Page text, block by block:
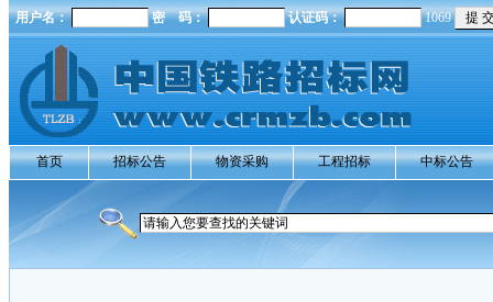
用户名： 密 码： 认证码： 1069
首页 招标公告 物资采购 工程招标 中标公告